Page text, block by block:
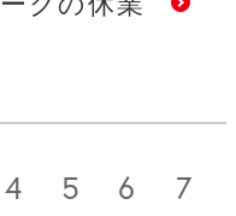
4 5 6 7